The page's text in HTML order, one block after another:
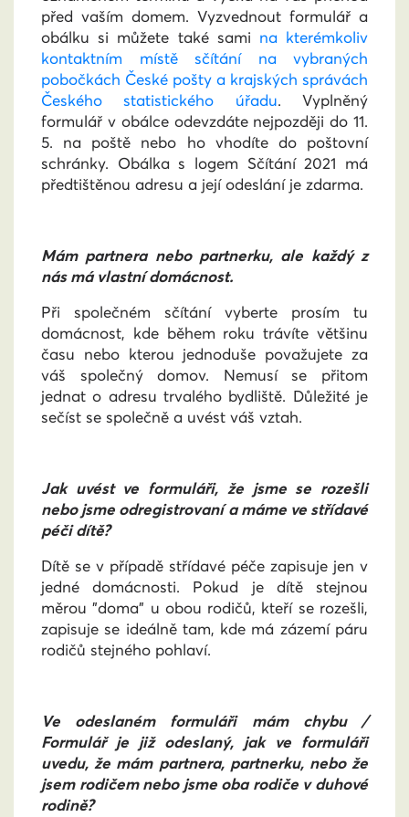
před vaším domem. Vyzvednout formulář a
obálku si můžete také sami na kterémkoliv
kontaktním místě sčítání na vybraných
pobočkách České pošty a krajských správách
Českého statistického úřadu. Vyplněný
formulář v obálce odevzdáte nejpozději do 11.
5. na poště nebo ho vhodíte do poštovní
schránky. Obálka s logem Sčítání 2021 má
předtištěnou adresu a její odeslání je zdarma.
Mám partnera nebo partnerku, ale každý z
nás má vlastní domácnost.
Při společném sčítání vyberte prosím tu
domácnost, kde během roku trávíte většinu
času nebo kterou jednoduše považujete za
váš společný domov. Nemusí se přitom
jednat o adresu trvalého bydliště. Důležité je
sečíst se společně a uvést váš vztah.
Jak uvést ve formuláři, že jsme se rozešli
nebo jsme odregistrovaní a máme ve střídavé
péči dítě?
Dítě se v případě střídavé péče zapisuje jen v
jedné domácnosti. Pokud je dítě stejnou
měrou "doma" u obou rodičů, kteří se rozešli,
zapisuje se ideálně tam, kde má zázemí páru
rodičů stejného pohlaví.
Ve odeslaném formuláři mám chybu /
Formulář je již odeslaný, jak ve formuláři
uvedu, že mám partnera, partnerku, nebo že
jsem rodičem nebo jsme oba rodiče v duhové
rodině?